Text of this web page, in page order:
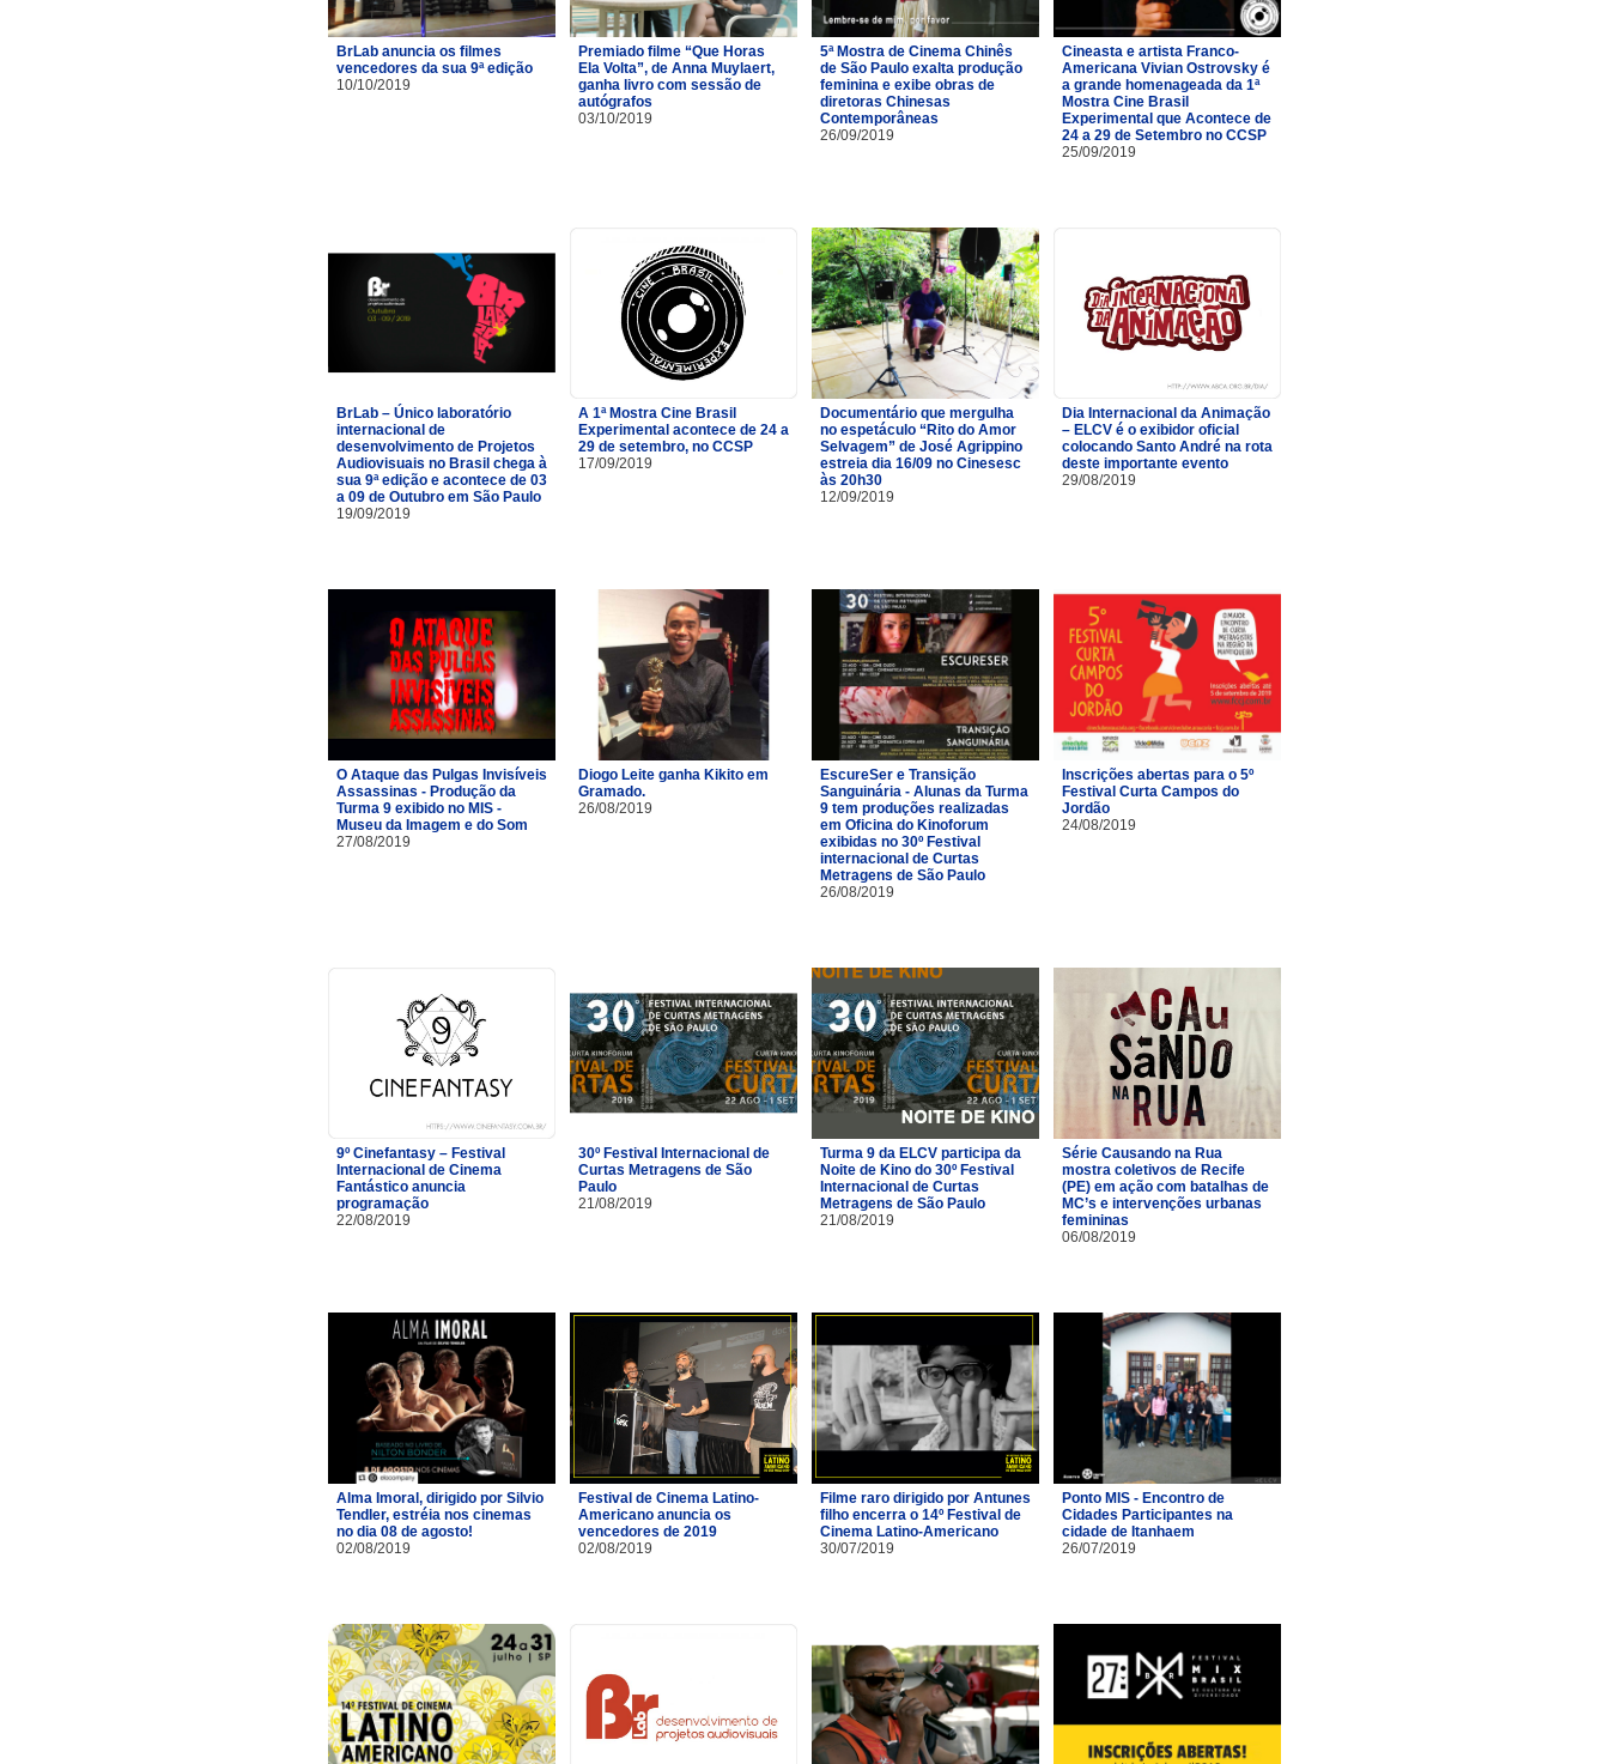
BrLab anuncia os filmes
vencedores da sua 9ª edição
10/10/2019
Premiado filme “Que Horas
Ela Volta”, de Anna Muylaert,
ganha livro com sessão de
autógrafos
03/10/2019
5ª Mostra de Cinema Chinês
de São Paulo exalta produção
feminina e exibe obras de
diretoras Chinesas
Contemporâneas
26/09/2019
Cineasta e artista Franco-
Americana Vivian Ostrovsky é
a grande homenageada da 1ª
Mostra Cine Brasil
Experimental que Acontece de
24 a 29 de Setembro no CCSP
25/09/2019
BrLab – Único laboratório
internacional de
desenvolvimento de Projetos
Audiovisuais no Brasil chega à
sua 9ª edição e acontece de 03
a 09 de Outubro em São Paulo
19/09/2019
A 1ª Mostra Cine Brasil
Experimental acontece de 24 a
29 de setembro, no CCSP
17/09/2019
Documentário que mergulha
no espetáculo “Rito do Amor
Selvagem” de José Agrippino
estreia dia 16/09 no Cinesesc
às 20h30
12/09/2019
Dia Internacional da Animação
– ELCV é o exibidor oficial
colocando Santo André na rota
deste importante evento
29/08/2019
O Ataque das Pulgas Invisíveis
Assassinas - Produção da
Turma 9 exibido no MIS -
Museu da Imagem e do Som
27/08/2019
Diogo Leite ganha Kikito em
Gramado.
26/08/2019
EscureSer e Transição
Sanguinária - Alunas da Turma
9 tem produções realizadas
em Oficina do Kinoforum
exibidas no 30º Festival
internacional de Curtas
Metragens de São Paulo
26/08/2019
Inscrições abertas para o 5º
Festival Curta Campos do
Jordão
24/08/2019
9º Cinefantasy – Festival
Internacional de Cinema
Fantástico anuncia
programação
22/08/2019
30º Festival Internacional de
Curtas Metragens de São
Paulo
21/08/2019
Turma 9 da ELCV participa da
Noite de Kino do 30º Festival
Internacional de Curtas
Metragens de São Paulo
21/08/2019
Série Causando na Rua
mostra coletivos de Recife
(PE) em ação com batalhas de
MC’s e intervenções urbanas
femininas
06/08/2019
Alma Imoral, dirigido por Silvio
Tendler, estréia nos cinemas
no dia 08 de agosto!
02/08/2019
Festival de Cinema Latino-
Americano anuncia os
vencedores de 2019
02/08/2019
Filme raro dirigido por Antunes
filho encerra o 14º Festival de
Cinema Latino-Americano
30/07/2019
Ponto MIS - Encontro de
Cidades Participantes na
cidade de Itanhaem
26/07/2019